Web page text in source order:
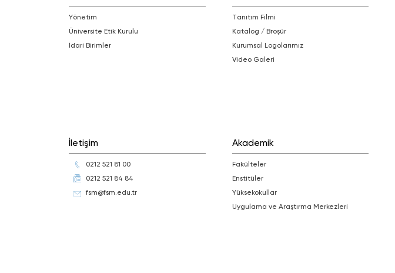
Yönetim
Üniversite Etik Kurulu
İdari Birimler
Tanıtım Filmi
Katalog / Broşür
Kurumsal Logolarımız
Video Galeri
İletişim
0212 521 81 00
0212 521 84 84
fsm@fsm.edu.tr
Akademik
Fakülteler
Enstitüler
Yüksekokullar
Uygulama ve Araştırma Merkezleri